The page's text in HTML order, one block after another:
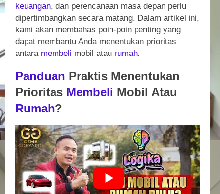
keuangan, dan perencanaan masa depan perlu
dipertimbangkan secara matang. Dalam artikel ini,
kami akan membahas poin-poin penting yang
dapat membantu Anda menentukan prioritas
antara membeli mobil atau rumah.
Panduan Praktis Menentukan
Prioritas Membeli Mobil Atau
Rumah?